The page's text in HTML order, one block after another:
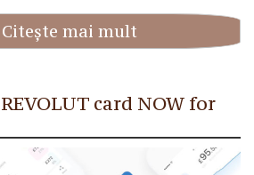
Citește mai mult
card NOW for